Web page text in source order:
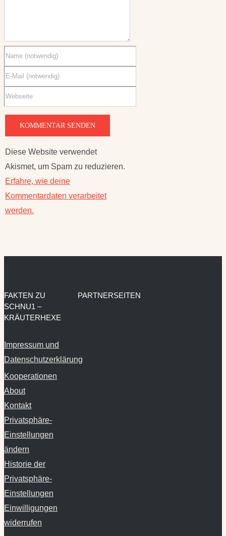
Diese Website verwendet
Akismet, um Spam zu reduzieren.
Erfahre, wie deine
Kommentardaten verarbeitet
werden.
Impressum und
Kooperationen
About
Kontakt
Privatsphäre-
Einstellungen
ändern
Historie der
Privatsphäre-
Einstellungen
Einwilligungen
widerrufen